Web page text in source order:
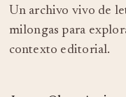
Un archivo vivo de
milongas para
contexto editorial.